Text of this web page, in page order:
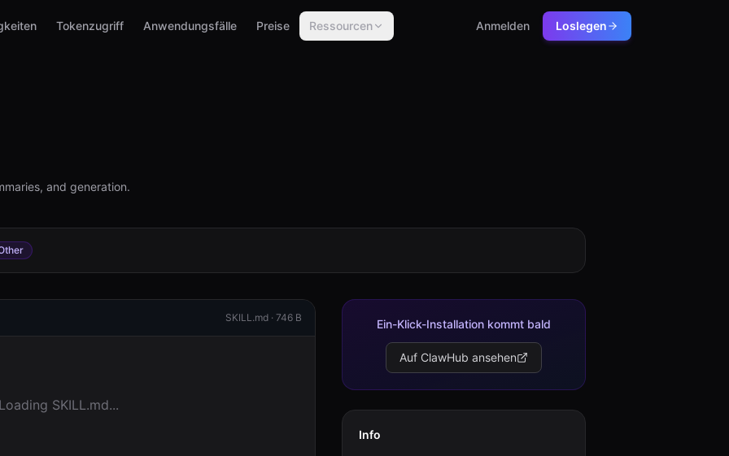
Tokenzugriff Anwendungsfälle Preise Ressourcen Anmelden Loslegen
and generation.
SKILL.md · 746 B
Loading SKILL.md...
Ein-Klick-Installation kommt bald
Auf ClawHub ansehen
Info